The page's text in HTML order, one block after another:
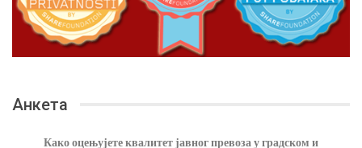
Анкета
Како оцењујете квалитет јавног превоза у градском и